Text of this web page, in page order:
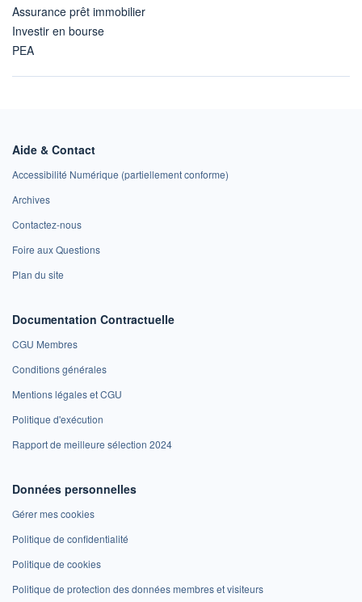
Assurance prêt immobilier
Investir en bourse
PEA
Aide & Contact
Accessibilité Numérique (partiellement conforme)
Archives
Contactez-nous
Foire aux Questions
Plan du site
Documentation Contractuelle
CGU Membres
Conditions générales
Mentions légales et CGU
Politique d'exécution
Rapport de meilleure sélection 2024
Données personnelles
Gérer mes cookies
Politique de confidentialité
Politique de cookies
Politique de protection des données membres et visiteurs